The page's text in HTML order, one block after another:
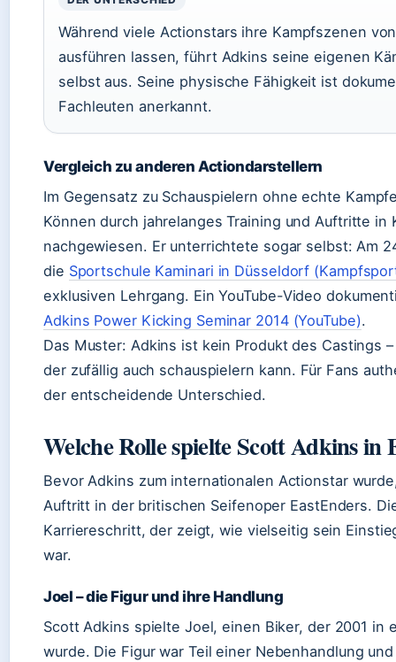
Während viele Actionstars ihre Kampfszenen
ausführen lassen, führt Adkins seine eigenen
selbst aus. Seine physische Fähigkeit ist
Fachleuten anerkannt.
Vergleich zu anderen Actiondarstellern
Im Gegensatz zu Schauspielern ohne echte
Können durch jahrelanges Training und Auftritte in
nachgewiesen. Er unterrichtete sogar selbst: Am
die Sportschule Kaminari in Düsseldorf
exklusiven Lehrgang. Ein YouTube-Video
Adkins Power Kicking Seminar 2014 (YouTube).
Das Muster: Adkins ist kein Produkt des Castings
der zufällig auch schauspielern kann. Für Fans
der entscheidende Unterschied.
Welche Rolle spielte Scott Adkins in
Bevor Adkins zum internationalen Actionstar
Auftritt in der britischen Seifenoper EastEnders.
Karriereschritt, der zeigt, wie vielseitig sein
war.
Joel – die Figur und ihre Handlung
Scott Adkins spielte Joel, einen Biker, der 2001 in
wurde. Die Figur war Teil einer Nebenhandlung